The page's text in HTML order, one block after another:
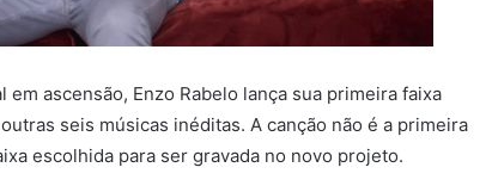
em ascensão, Enzo Rabelo lança sua primeira faixa
seis músicas inéditas. A canção não é a primeira
escolhida para ser gravada no novo projeto.